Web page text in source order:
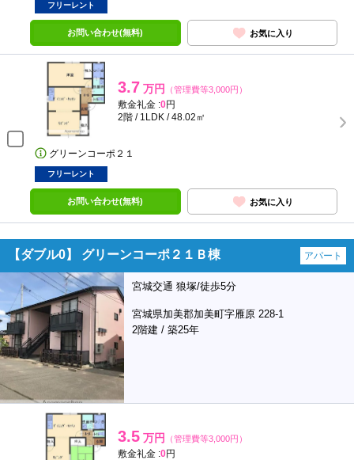
フリーレント
お問い合わせ(無料) お気に入り
3.7 万円 （管理費等3,000円）
敷金礼金 :0円
2階 / 1LDK / 48.02㎡
グリーンコーポ２１
フリーレント
お問い合わせ(無料) お気に入り
【ダブル0】 グリーンコーポ２１Ｂ棟 アパート
宮城交通 狼塚/徒歩5分
宮城県加美郡加美町字雁原 228-1
2階建 / 築25年
3.5 万円 （管理費等3,000円）
敷金礼金 :0円